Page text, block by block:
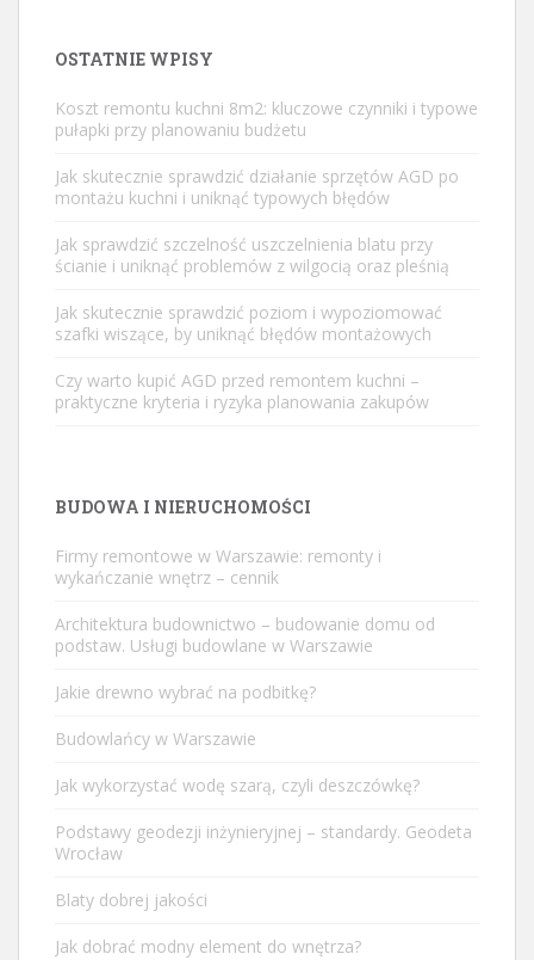
OSTATNIE WPISY
Koszt remontu kuchni 8m2: kluczowe czynniki i typowe
pułapki przy planowaniu budżetu
Jak skutecznie sprawdzić działanie sprzętów AGD po
montażu kuchni i uniknąć typowych błędów
Jak sprawdzić szczelność uszczelnienia blatu przy
ścianie i uniknąć problemów z wilgocią oraz pleśnią
Jak skutecznie sprawdzić poziom i wypoziomować
szafki wiszące, by uniknąć błędów montażowych
Czy warto kupić AGD przed remontem kuchni –
praktyczne kryteria i ryzyka planowania zakupów
BUDOWA I NIERUCHOMOŚCI
Firmy remontowe w Warszawie: remonty i
wykańczanie wnętrz – cennik
Architektura budownictwo – budowanie domu od
podstaw. Usługi budowlane w Warszawie
Jakie drewno wybrać na podbitkę?
Budowlańcy w Warszawie
Jak wykorzystać wodę szarą, czyli deszczówkę?
Podstawy geodezji inżynieryjnej – standardy. Geodeta
Wrocław
Blaty dobrej jakości
Jak dobrać modny element do wnętrza?